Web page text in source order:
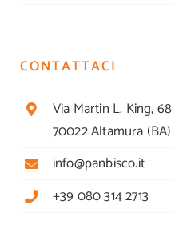
CONTATTACI
Via Martin L. King, 68
70022 Altamura (BA)
info@panbisco.it
+39 080 314 2713